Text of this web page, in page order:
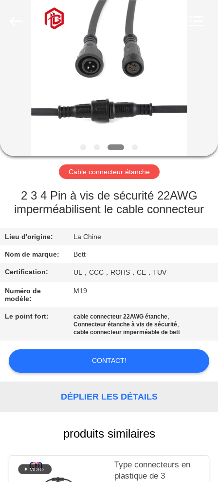
DE
NOUS
VISITE
D'USINE
CONTRÔLE
DE
QUALITÉ
PLAN
DU
PRIVACY
Cable connecteur étanche
2 3 4 Pin à vis de sécurité 22AWG
imperméabilisent le cable connecteur
Lieu d'origine: La Chine
Nom de marque: Bett
Certification: UL，CCC，ROHS，CE，TUV
Numéro de
modèle:
M19
Le point fort: cable connecteur 22AWG étanche,
Connecteur étanche à vis de sécurité,
cable connecteur imperméable de bett
CONTACT!
DÉPLIER LES DÉTAILS
produits similaires
Type connecteurs en
plastique de 3